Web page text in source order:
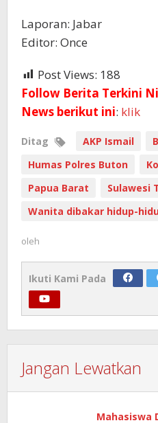
Laporan: Jabar
Editor: Once
Post Views: 188
Follow Berita Terkini
News berikut ini: klik
Ditag AKP Ismail
Humas Polres Buton
Papua Barat
Sulawesi
Wanita dibakar hidup-
oleh
Ikuti Kami Pada
Jangan Lewatkan
Mahasiswa